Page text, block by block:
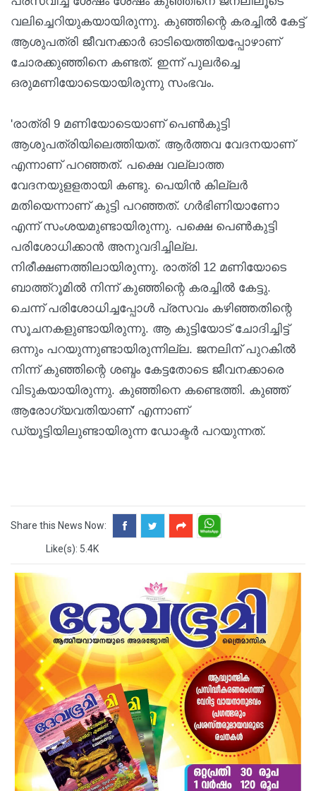
വലിച്ചെറിയുകയായിരുന്നു. കുഞ്ഞിന്റെ കരച്ചില്‍ കേട്ട്
ആശുപത്രി ജീവനക്കാര്‍ ഓടിയെത്തിയപ്പോഴാണ്
ചോരക്കുഞ്ഞിനെ കണ്ടത്. ഇന്ന് പുലര്‍ച്ചെ
ഒരുമണിയോടെയായിരുന്നു സംഭവം.
'രാത്രി 9 മണിയോടെയാണ് പെണ്‍കുട്ടി
ആശുപത്രിയിലെത്തിയത്. ആര്‍ത്തവ വേദനയാണ്
എന്നാണ് പറഞ്ഞത്. പക്ഷെ വല്ലാത്ത
വേദനയുളളതായി കണ്ടു. പെയിന്‍ കില്ലര്‍
മതിയെന്നാണ് കുട്ടി പറഞ്ഞത്. ഗര്‍ഭിണിയാണോ
എന്ന് സംശയമുണ്ടായിരുന്നു. പക്ഷെ പെണ്‍കുട്ടി
പരിശോധിക്കാന്‍ അനുവദിച്ചില്ല.
നിരീക്ഷണത്തിലായിരുന്നു. രാത്രി 12 മണിയോടെ
ബാത്ത്‌റൂമില്‍ നിന്ന് കുഞ്ഞിന്റെ കരച്ചില്‍ കേട്ടു.
ചെന്ന് പരിശോധിച്ചപ്പോള്‍ പ്രസവം കഴിഞ്ഞതിന്റെ
സൂചനകളുണ്ടായിരുന്നു. ആ കുട്ടിയോട് ചോദിച്ചിട്ട്
ഒന്നും പറയുന്നുണ്ടായിരുന്നില്ല. ജനലിന് പുറകില്‍
നിന്ന് കുഞ്ഞിന്റെ ശബ്ദം കേട്ടതോടെ ജീവനക്കാരെ
വിടുകയായിരുന്നു. കുഞ്ഞിനെ കണ്ടെത്തി. കുഞ്ഞ്
ആരോഗ്യവതിയാണ്' എന്നാണ്
ഡ്യൂട്ടിയിലുണ്ടായിരുന്ന ഡോക്ടര്‍ പറയുന്നത്.
Share this News Now:
Like(s): 5.4K